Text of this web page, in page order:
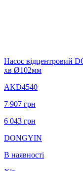
Насос вiдцентровий
хв Ø102мм
AKD4540
7 907 грн
6 043 грн
DONGYIN
В наявності